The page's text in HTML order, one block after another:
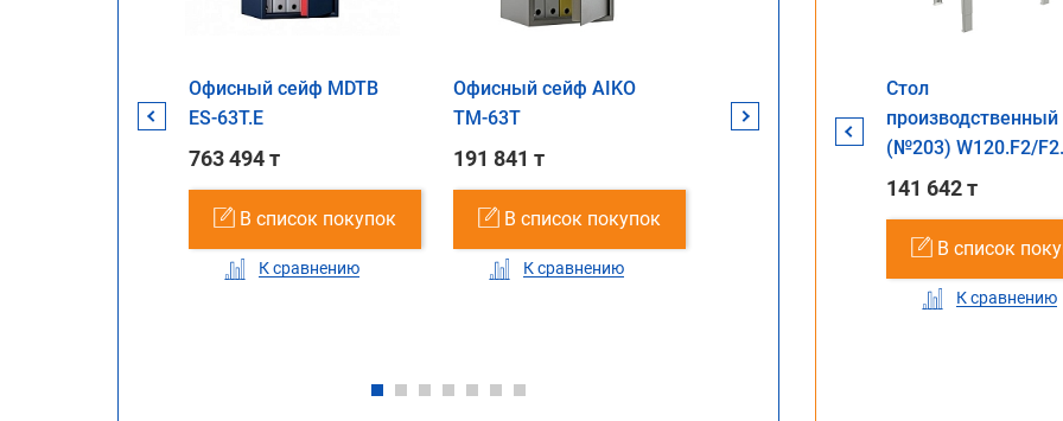
Офисный сейф MDTB
ES-63Т.Е
763 494 т
В список покупок
К сравнению
Офисный сейф AIKO
TM-63T
191 841 т
В список покупок
К сравнению
Офисный сейф AIKO
TSN.65T EL
В список покупок
TM-63T EL
202 663
В
Инструментальная
тумба WS-1
145 600 т
В список покупок
Бухгалтерский шкаф
96 907 т
В список покупок
Стол
производственный
(№203) W120.F2/
141 642 т
В список
К сравнению